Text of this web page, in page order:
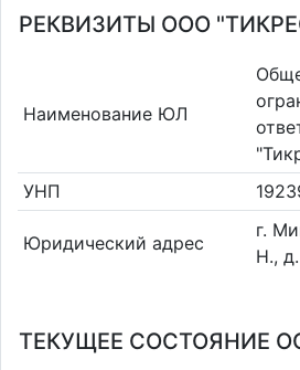
РЕКВИЗИТЫ ООО
Наименование ЮЛ
УНП
Юридический адрес
г.
Н.,
ТЕКУЩЕЕ СОСТОЯНИЕ